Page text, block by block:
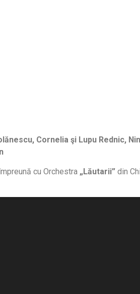
Cornelia şi Lupu Rednic,
cu Orchestra „Lăutarii” din